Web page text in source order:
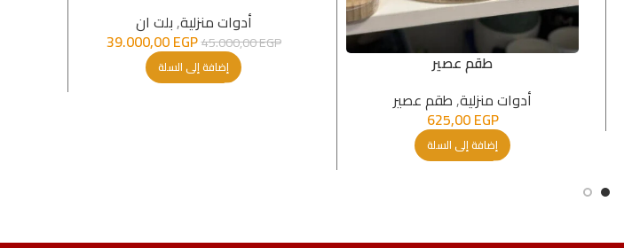
طقم عصير
أدوات منزلية,طقم عصير
625,00EGP
إضافة إلى السلة
أدوات منزلية,بلت ان
45.000,00EGP
39.000,00EGP
إضافة إلى السلة